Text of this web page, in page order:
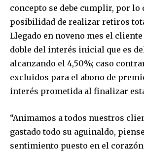
Join our community
concepto se debe cumplir, por lo
posibilidad de realizar retiros
Llegado en noveno mes el cliente
doble del interés inicial que es
alcanzando el 4,50%; caso
excluidos para el abono de
interés prometida al finalizar
“Animamos a todos nuestros
gastado todo su aguinaldo,
sentimiento puesto en el